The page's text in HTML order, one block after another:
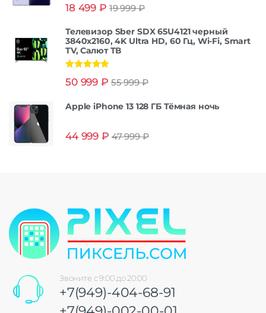
из 5
18 499 ₽ 19 999₽
Телевизор Sber SDX 65U4121 черный
3840x2160, 4K Ultra HD, 60 Гц, Wi-Fi, Smart
TV, Салют ТВ
из 5
50 999 ₽ 55 999₽
Apple iPhone 13 128 ГБ Тёмная ночь
44 999 ₽ 47 999₽
Звоните с 9:00 до 20:00
+7(949)-404-68-91